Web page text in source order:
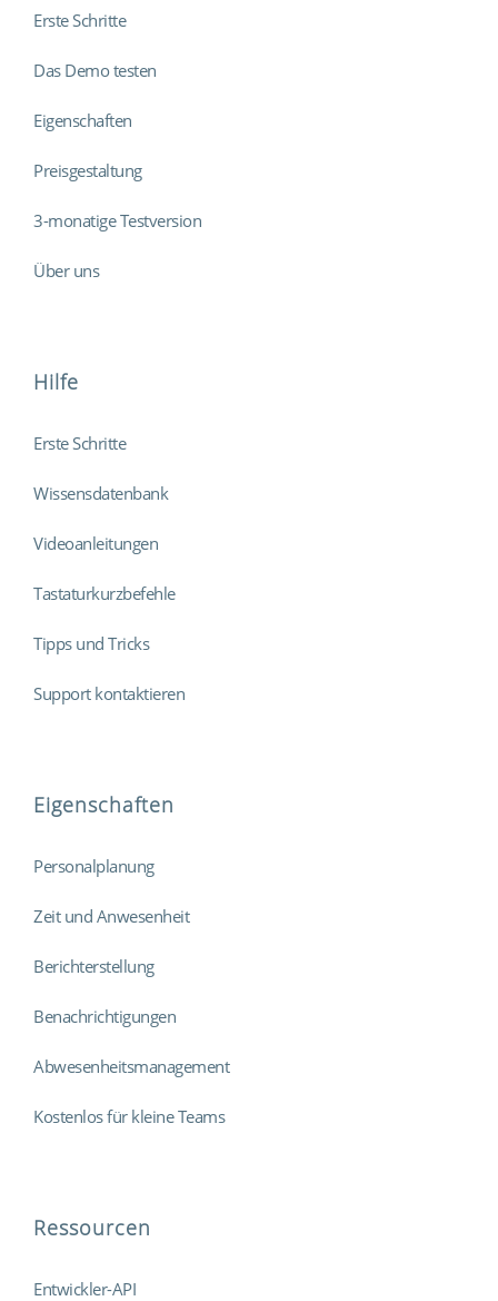
Erste Schritte
Das Demo testen
Eigenschaften
Preisgestaltung
3-monatige Testversion
Über uns
Hilfe
Erste Schritte
Wissensdatenbank
Videoanleitungen
Tastaturkurzbefehle
Tipps und Tricks
Support kontaktieren
Eigenschaften
Personalplanung
Zeit und Anwesenheit
Berichterstellung
Benachrichtigungen
Abwesenheitsmanagement
Kostenlos für kleine Teams
Ressourcen
Entwickler-API